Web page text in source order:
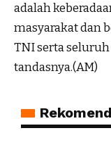
adalah
masyarakat dan
TNI serta seluruh
tandasnya.(AM)